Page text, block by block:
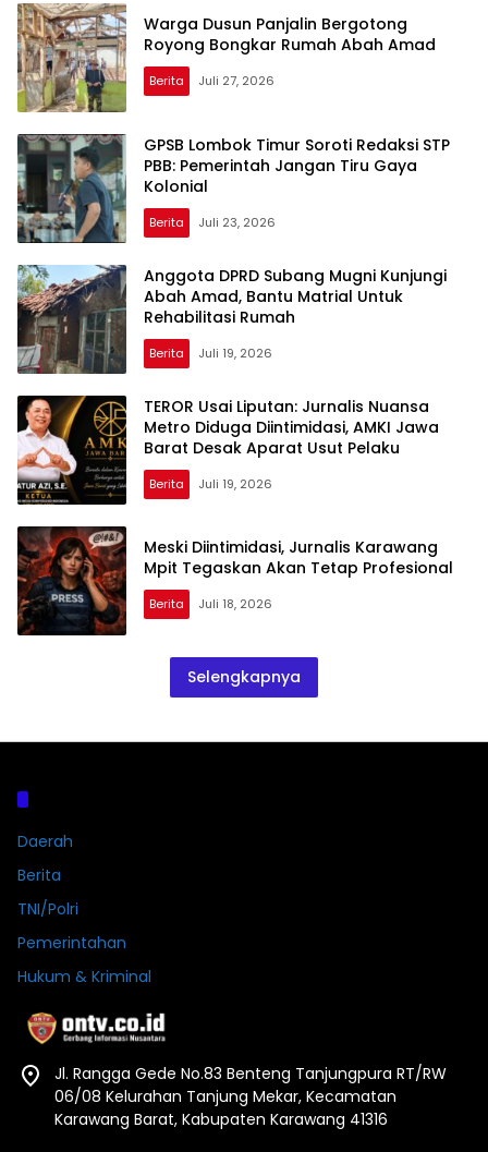
Warga Dusun Panjalin Bergotong
Royong Bongkar Rumah Abah Amad
Berita Juli 27, 2026
GPSB Lombok Timur Soroti Redaksi STP
PBB: Pemerintah Jangan Tiru Gaya
Kolonial
Berita Juli 23, 2026
Anggota DPRD Subang Mugni Kunjungi
Abah Amad, Bantu Matrial Untuk
Rehabilitasi Rumah
Berita Juli 19, 2026
TEROR Usai Liputan: Jurnalis Nuansa
Metro Diduga Diintimidasi, AMKI Jawa
Barat Desak Aparat Usut Pelaku
Berita Juli 19, 2026
Meski Diintimidasi, Jurnalis Karawang
Mpit Tegaskan Akan Tetap Profesional
Berita Juli 18, 2026
Selengkapnya
Daerah
Berita
TNI/Polri
Pemerintahan
Hukum & Kriminal
Jl. Rangga Gede No.83 Benteng Tanjungpura RT/RW
06/08 Kelurahan Tanjung Mekar, Kecamatan
Karawang Barat, Kabupaten Karawang 41316